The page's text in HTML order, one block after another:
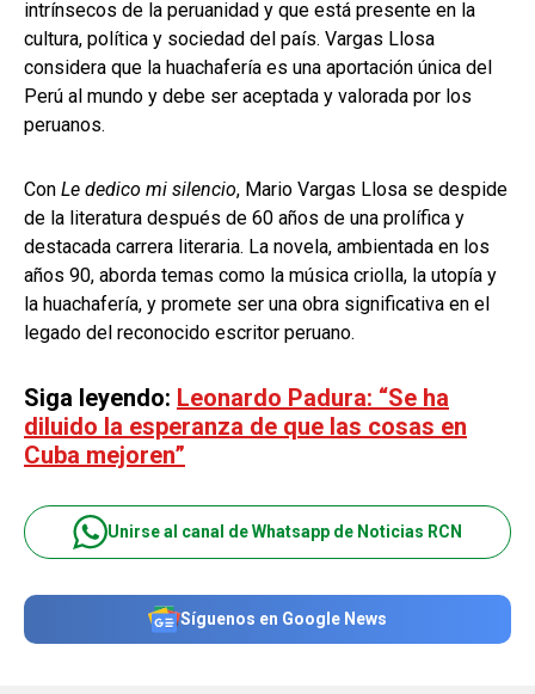
intrínsecos de la peruanidad y que está presente en la
cultura, política y sociedad del país. Vargas Llosa
considera que la huachafería es una aportación única del
Perú al mundo y debe ser aceptada y valorada por los
peruanos.
Con Le dedico mi silencio, Mario Vargas Llosa se despide
de la literatura después de 60 años de una prolífica y
destacada carrera literaria. La novela, ambientada en los
años 90, aborda temas como la música criolla, la utopía y
la huachafería, y promete ser una obra significativa en el
legado del reconocido escritor peruano.
Siga leyendo: Leonardo Padura: “Se ha
diluido la esperanza de que las cosas en
Cuba mejoren”
Unirse al canal de Whatsapp de Noticias RCN
Síguenos en Google News